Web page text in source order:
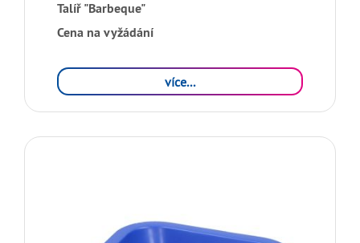
Talíř "Barbeque"
Cena na vyžádání
více...